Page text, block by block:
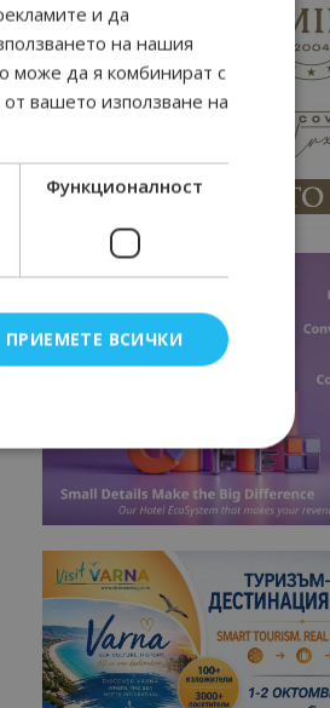
и да
на нашия
може да я комбинират с
вашето използване на
Функционалност
ПРИЕМЕТЕ ВСИЧКИ
бисквитки.
за да запомните съгласието
на бисквитки на сайта.